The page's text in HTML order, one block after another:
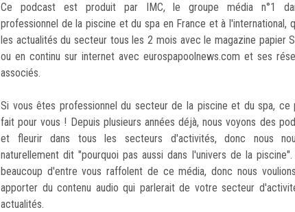
Ce podcast est produit par IMC, le groupe média n°1
professionnel de la piscine et du spa en France et à l'international,
les actualités du secteur tous les 2 mois avec le magazine papier
ou en continu sur internet avec eurospapoolnews.com et ses
associés.
Si vous êtes professionnel du secteur de la piscine et du spa, ce
fait pour vous ! Depuis plusieurs années déjà, nous voyons des
et fleurir dans tous les secteurs d'activités, donc nous
naturellement dit "pourquoi pas aussi dans l'univers de la
beaucoup d'entre vous raffolent de ce média, donc nous
apporter du contenu audio qui parlerait de votre secteur
actualités.